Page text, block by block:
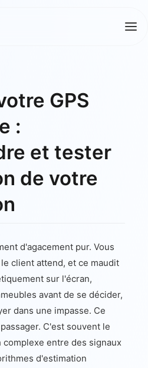
GPS
:
et tester
de votre
d'agacement pur. Vous
client attend, et ce maudit
sur l'écran,
avant de se décider,
dans une impasse. Ce
C'est souvent le
entre des signaux
d'estimation